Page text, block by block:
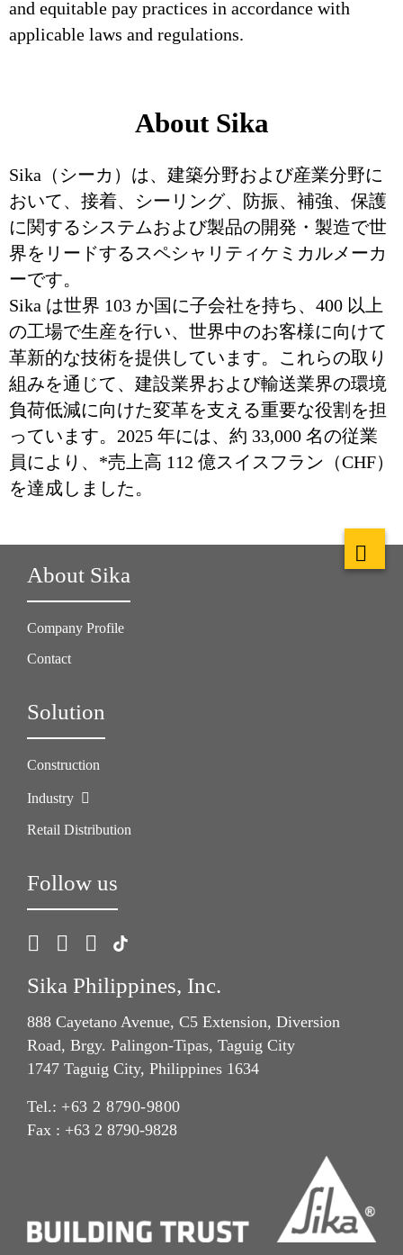
and equitable pay practices in accordance with
applicable laws and regulations.
About Sika
Sika（シーカ）は、建築分野および産業分野に
おいて、接着、シーリング、防振、補強、保護
に関するシステムおよび製品の開発・製造で世
界をリードするスペシャリティケミカルメーカ
ーです。
Sika は世界 103 か国に子会社を持ち、400 以上
の工場で生産を行い、世界中のお客様に向けて
革新的な技術を提供しています。これらの取り
組みを通じて、建設業界および輸送業界の環境
負荷低減に向けた変革を支える重要な役割を担
っています。2025 年には、約 33,000 名の従業
員により、*売上高 112 億スイスフラン（CHF）
を達成しました。
About Sika
Company Profile
Contact
Solution
Construction
Industry
Retail Distribution
Follow us
Sika Philippines, Inc.
888 Cayetano Avenue, C5 Extension, Diversion
Road, Brgy. Palingon-Tipas, Taguig City
1747 Taguig City, Philippines 1634
Tel.: +63 2 8790-9800
Fax : +63 2 8790-9828